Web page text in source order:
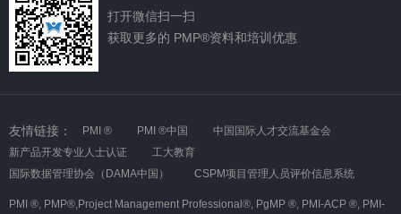
打开微信扫一扫
获取更多的 PMP®资料和培训优惠
友情链接： PMI ® PMI ®中国
中国国际人才交流基金会
新产品开发专业人士认证
工大教育
国际数据管理协会（DAMA中国）
CSPM项目管理人员评价信息系统
PMI ®, PMP®,Project Management Professional®, PgMP ®, PMI-ACP ®, PMI-